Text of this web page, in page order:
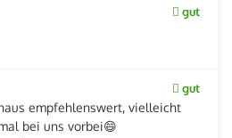
gut
gut
empfehlenswert, vielleicht
bei uns vorbei😄